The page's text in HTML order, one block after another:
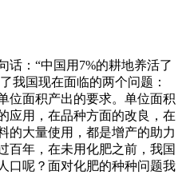
：“中国用7%的耕地养活了
我国现在面临的两个问题：
位面积产出的要求。单位面积
应用，在品种方面的改良，在
的大量使用，都是增产的助力
百年，在未用化肥之前，我国
口呢？面对化肥的种种问题我